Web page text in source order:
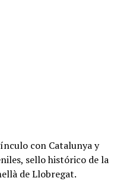
con Catalunya y
sello histórico de la
de Llobregat.